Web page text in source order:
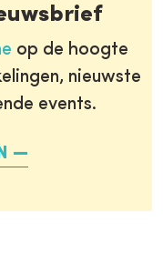
op de hoogte
nieuwste
events.